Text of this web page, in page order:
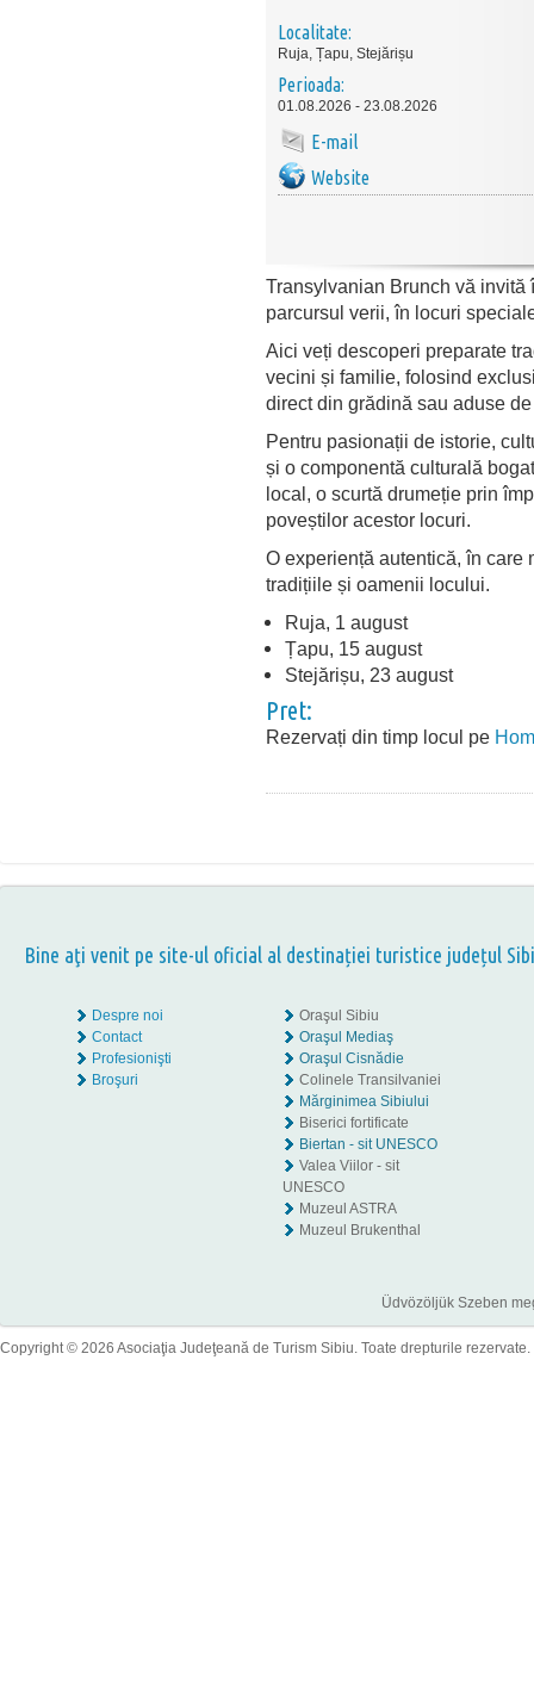
Localitate:
Ruja, Țapu, Stejărișu
Perioada:
01.08.2026 - 23.08.2026
E-mail
Website
Transylvanian Brunch vă invită
parcursul verii, în locuri
Aici veți descoperi preparate
vecini și familie, folosind
direct din grădină sau aduse
Pentru pasionații de istorie,
și o componentă culturală
local, o scurtă drumeție prin
poveștilor acestor locuri.
O experiență autentică, în care
tradițiile și oamenii locului.
Ruja, 1 august
Țapu, 15 august
Stejărișu, 23 august
Pret:
Rezervați din timp locul pe
Bine aţi venit pe site-ul oficial al destinației turistice județul
Despre noi
Contact
Profesionişti
Broşuri
Oraşul Sibiu
Oraşul Mediaş
Oraşul Cisnădie
Colinele Transilvaniei
Mărginimea Sibiului
Biserici fortificate
Biertan - sit UNESCO
Valea Viilor - sit
UNESCO
Muzeul ASTRA
Muzeul Brukenthal
Üdvözöljük Szeben
Copyright © 2026 Asociaţia Judeţeană de Turism Sibiu. Toate drepturile rezervate.